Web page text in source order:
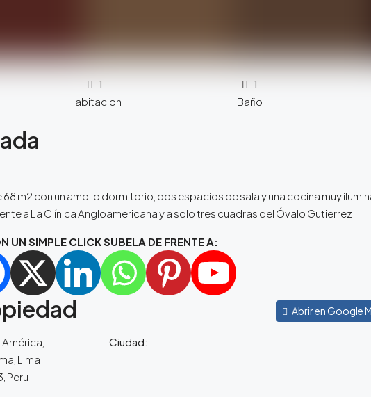
1
Habitacion
1
Baño
m2 con un amplio dormitorio, dos espacios de sala y una cocina muy
a La Clínica Angloamericana y a solo tres cuadras del Óvalo Gutierrez.
UN SIMPLE CLICK SUBELA DE FRENTE A:
Abrir en Google
Lima
Peru
Ciudad: